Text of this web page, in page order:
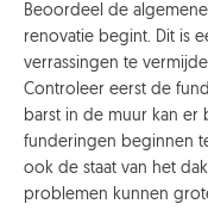
Beoordeel de
renovatie begint. Dit is
verrassingen te
Controleer eerst de
barst in de muur kan
funderingen beginnen
ook de staat van het
problemen kunnen